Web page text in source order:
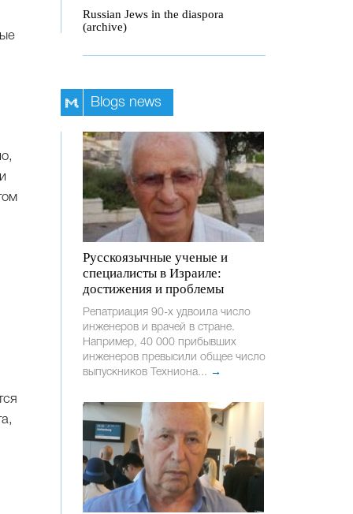
Russian Jews in the diaspora
(archive)
Blogs news
Русскоязычные ученые и
специалисты в Израиле:
достижения и проблемы
Репатриация 90-х удвоила число
инженеров и врачей в стране.
Например, 40 000 прибывших
инженеров превысили общее число
выпускников Техниона... →